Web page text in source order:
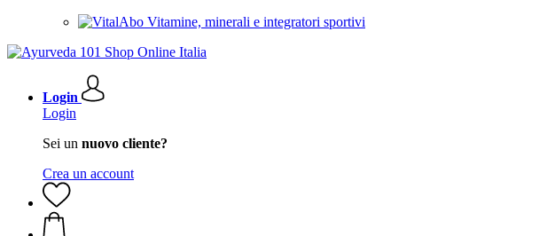
Vitamine, minerali e integratori sportivi
Login
Login
Sei un nuovo cliente?
Crea un account